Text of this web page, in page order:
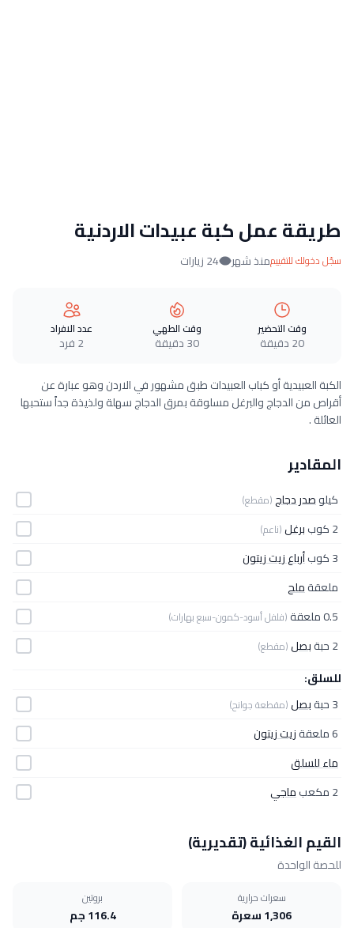
طريقة عمل كبة عبيدات الاردنية
سجّل دخولك للتقييممنذ شهر 24 زيارات
وقت التحضير
20 دقيقة
وقت الطهي
30 دقيقة
عدد الافراد
2 فرد
الكبة العبيدية أو كباب العبيدات طبق مشهور في الاردن وهو عبارة عن
أقراص من الدجاج والبرغل مسلوقة بمرق الدجاج سهلة ولذيذة جداً ستحبها
العائلة .
المقادير
كيلوصدر دجاج(مقطع)
2 كوب برغل(ناعم)
3 كوب
أرباع زيت زيتون
ملعقةملح
0.5 ملعقة
(فلفل أسود-كمون-سبع بهارات)
2 حبة بصل(مقطع)
للسلق:
3 حبة
بصل(مقطعة جوانح)
6 ملعقة
زيت زيتون
ماء للسلق
2 مكعب
ماجي
القيم الغذائية (تقديرية)
للحصة الواحدة
سعرات حرارية
1,306 سعرة
بروتين
116.4 جم